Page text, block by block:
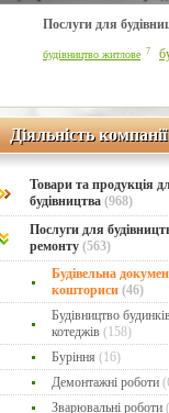
Послуги для
будівництво житлове 7
Діяльність компанії
Діяльність компанії
Товари та продукція
будівництва (968)
Послуги для
ремонту (563)
Будівельна
кошториси (46)
Будівництво
котеджів (158)
Буріння (16)
Демонтажні роботи
Зварювальні роботи